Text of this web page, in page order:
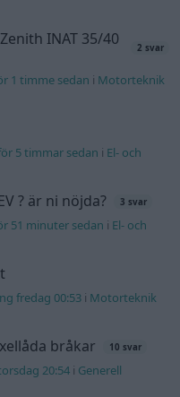
INAT 35/40
2 svar
1 timme sedan i Motorteknik
5 timmar sedan i El- och
? är ni nöjda? 3 svar
51 minuter sedan i El- och
fredag 00:53 i Motorteknik
bråkar 10 svar
20:54 i Generell